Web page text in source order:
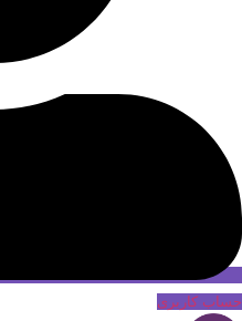
حساب کاربری